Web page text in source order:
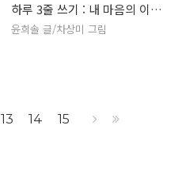
하루 3줄 쓰기 : 내 마음의 이름을…
윤희솔 글/차상미 그림
13 14 15